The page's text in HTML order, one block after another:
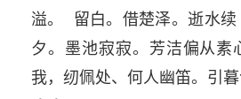
溢。 留白。借楚泽。逝水续
夕。墨池寂寂。芳洁偏从素
我，纫佩处、何人幽笛。引